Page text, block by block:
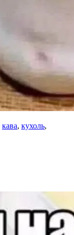
кава, кухоль,